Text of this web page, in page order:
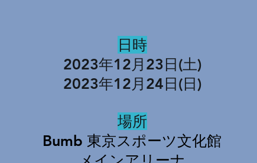
日時
2023年12月23日(土)
2023年12月24日(日)
場所
Bumb 東京スポーツ文化館